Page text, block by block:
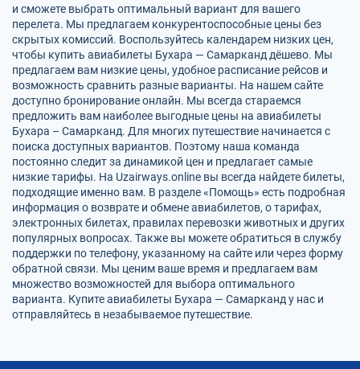
и сможете выбрать оптимальный вариант для вашего
перелета. Мы предлагаем конкурентоспособные цены без
скрытых комиссий. Воспользуйтесь календарем низких цен,
чтобы купить авиабилеты Бухара — Самарканд дёшево. Мы
предлагаем вам низкие цены, удобное расписание рейсов и
возможность сравнить разные варианты. На нашем сайте
доступно бронирование онлайн. Мы всегда стараемся
предложить вам наиболее выгодные цены на авиабилеты
Бухара – Самарканд. Для многих путешествие начинается с
поиска доступных вариантов. Поэтому наша команда
постоянно следит за динамикой цен и предлагает самые
низкие тарифы. На Uzairways.online вы всегда найдете билеты,
подходящие именно вам. В разделе «Помощь» есть подробная
информация о возврате и обмене авиабилетов, о тарифах,
электронных билетах, правилах перевозки животных и других
популярных вопросах. Также вы можете обратиться в службу
поддержки по телефону, указанному на сайте или через форму
обратной связи. Мы ценим ваше время и предлагаем вам
множество возможностей для выбора оптимального
варианта. Купите авиабилеты Бухара — Самарканд у нас и
отправляйтесь в незабываемое путешествие.